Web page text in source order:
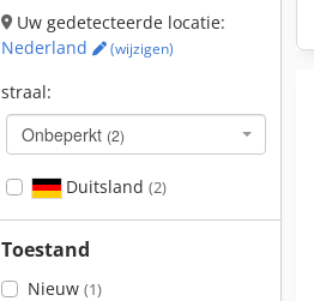
Uw gedetecteerde locatie:
Nederland
(wijzigen)
straal:
Onbeperkt (2)
Duitsland (2)
Toestand
Nieuw (1)